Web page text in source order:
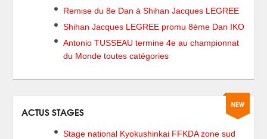
Remise du 8e Dan à Shihan Jacques LEGREE
Shihan Jacques LEGREE promu 8ème Dan IKO
Antonio TUSSEAU termine 4e au championnat
du Monde toutes catégories
ACTUS STAGES
Stage national Kyokushinkai FFKDA zone sud